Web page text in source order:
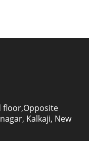
floor,Opposite
Kalkaji, New